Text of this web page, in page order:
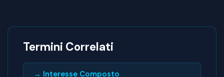
Termini Correlati
→ Interesse Composto